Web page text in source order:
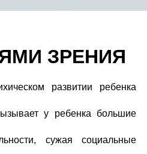
ЗРЕНИЯ
развитии ребенка
у ребенка большие
сужая социальные